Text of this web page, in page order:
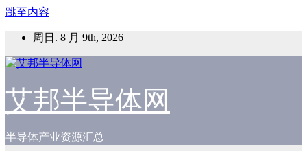
跳至内容
周日. 8 月 9th, 2026
艾邦半导体网
半导体产业资源汇总